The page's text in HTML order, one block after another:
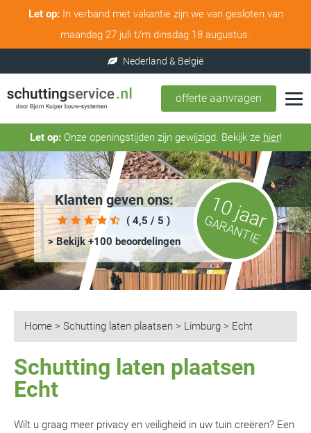
Let op:In verband met vakantie zijn we van gesloten van
maandag 27 juli t/m dinsdag 18 augustus.
offerte aanvragen
Let op:Onze openingstijden zijn gewijzigd. Bekijk ze hier!
Klanten geven ons:
( 4,5 / 5 )
> Bekijk +100 beoordelingen
10 jaar
GARANTIE
Home > Schutting laten plaatsen > Limburg > Echt
Schutting laten plaatsen
Echt
Wilt u graag meer privacy en veiligheid in uw tuin creëren? Een